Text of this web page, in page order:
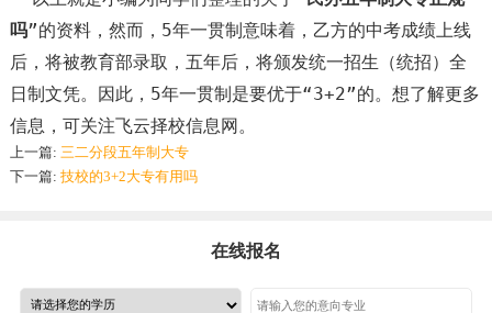
吗”的资料，然而，5年一贯制意味着，乙方的中考成绩上线
后，将被教育部录取，五年后，将颁发统一招生（统招）全
日制文凭。因此，5年一贯制是要优于“3+2”的。想了解更多
信息，可关注飞云择校信息网。
上一篇: 三二分段五年制大专
下一篇: 技校的3+2大专有用吗
在线报名